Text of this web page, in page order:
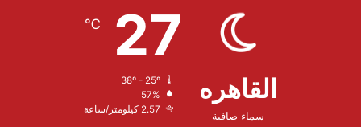
القاهره
سماء صافية
27
℃
57%
2.57 كيلومتر/ساعة